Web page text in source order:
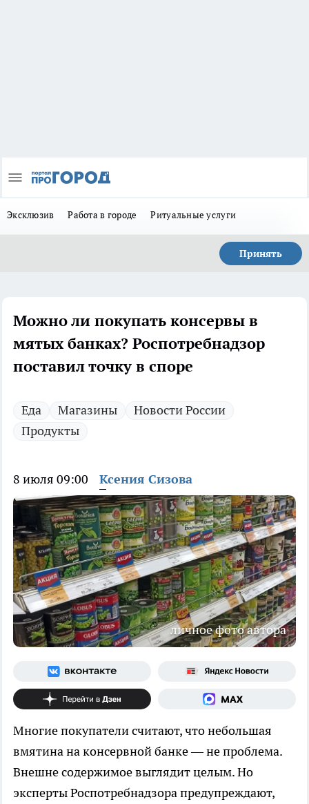
Эксклюзив Работа в городе Ритуальные услуги
Принять
Можно ли покупать консервы в
мятых банках? Роспотребнадзор
поставил точку в споре
Еда Магазины
Новости России
Продукты
8 июля 09:00 Ксения Сизова
личное фото автора
Многие покупатели считают, что небольшая
вмятина на консервной банке — не проблема.
Внешне содержимое выглядит целым. Но
эксперты Роспотребнадзора предупреждают,